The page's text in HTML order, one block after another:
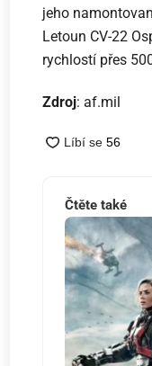
jeho
Letoun CV-22
rychlostí přes
Zdroj: af.mil
Čtěte také